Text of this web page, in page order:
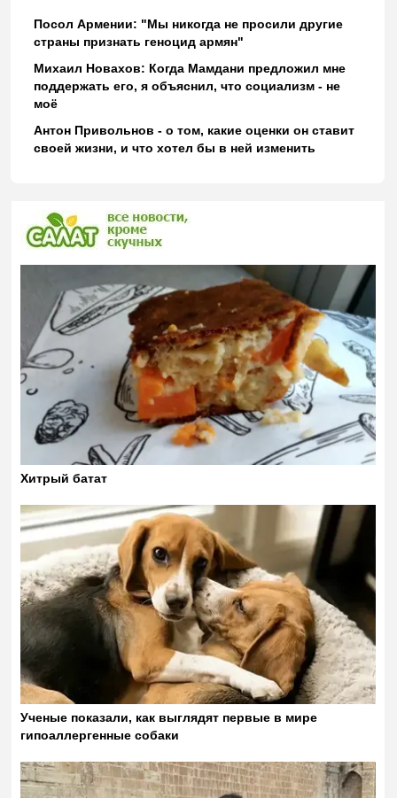
Посол Армении: "Мы никогда не просили другие
страны признать геноцид армян"
Михаил Новахов: Когда Мамдани предложил мне
поддержать его, я объяснил, что социализм - не
моё
Антон Привольнов - о том, какие оценки он ставит
своей жизни, и что хотел бы в ней изменить